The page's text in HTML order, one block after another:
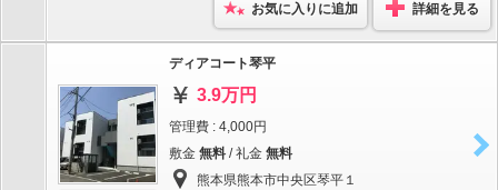
お気に入りに追加 詳細を見る
ディアコート琴平
3.9万円
管理費 : 4,000円
敷金 無料 / 礼金 無料
熊本県熊本市中央区琴平１